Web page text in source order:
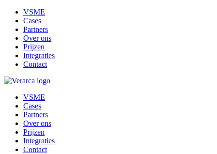
VSME
Cases
Partners
Over ons
Prijzen
Integraties
Contact
VSME
Cases
Partners
Over ons
Prijzen
Integraties
Contact